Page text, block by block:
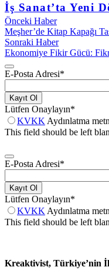
İş Sanat’ta Yeni
Önceki Haber
Meşher’de Kitap Kapağı
Sonraki Haber
Ekonomiye Fikir Gücü:
E-Posta Adresi*
Kayıt Ol
Lütfen Onaylayın*
KVKK Aydınlatma
This field should be left
E-Posta Adresi*
Kayıt Ol
Lütfen Onaylayın*
KVKK Aydınlatma
This field should be left
Kreaktivist, Türkiye’nin